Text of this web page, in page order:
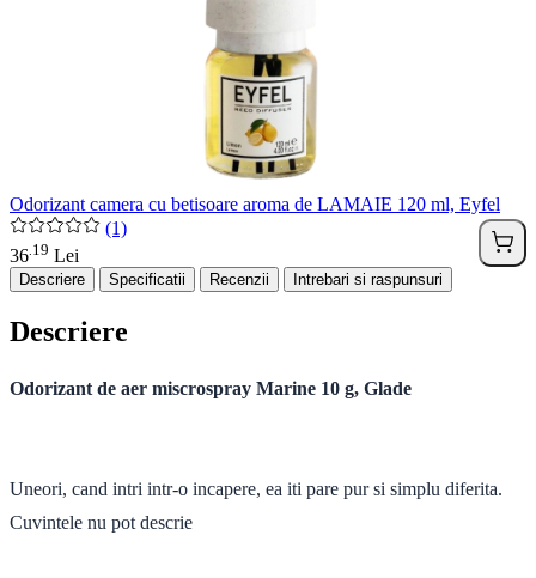
Odorizant camera cu betisoare aroma de LAMAIE 120 ml, Eyfel
(1)
36 19 Lei
Descriere Specificatii Recenzii Intrebari si raspunsuri
Descriere
Odorizant de aer miscrospray Marine 10 g, Glade
Uneori, cand intri intr-o incapere, ea iti pare pur si simplu diferita.
Cuvintele nu pot descrie